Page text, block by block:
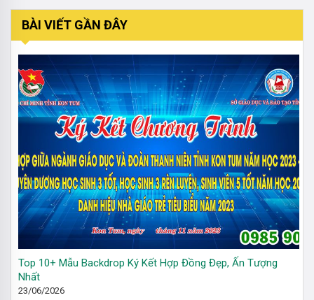
BÀI VIẾT GẦN ĐÂY
Top 10+ Mẫu Backdrop Ký Kết Hợp Đồng Đẹp, Ấn Tượng
Nhất
23/06/2026